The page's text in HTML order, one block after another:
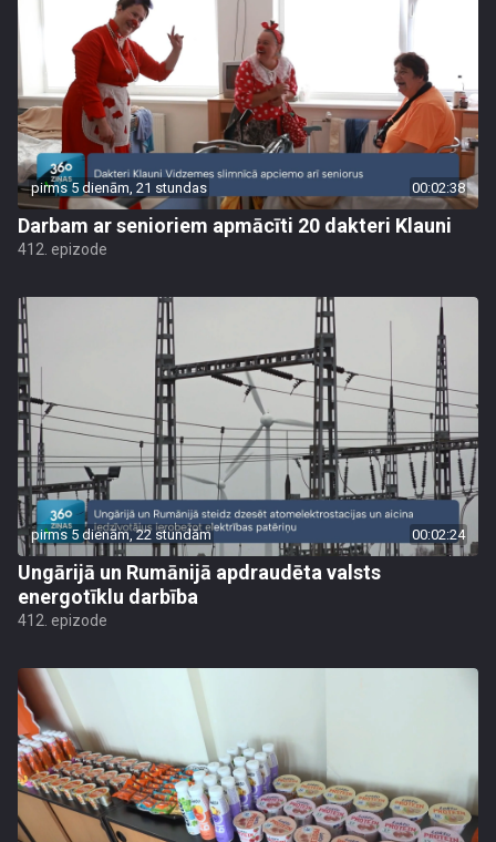
pirms 5 dienām, 21 stundas 00:02:38
Darbam ar senioriem apmācīti 20 dakteri Klauni
412. epizode
pirms 5 dienām, 22 stundām 00:02:24
Ungārijā un Rumānijā apdraudēta valsts
energotīklu darbība
412. epizode